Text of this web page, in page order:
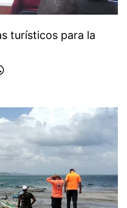
turísticos para la